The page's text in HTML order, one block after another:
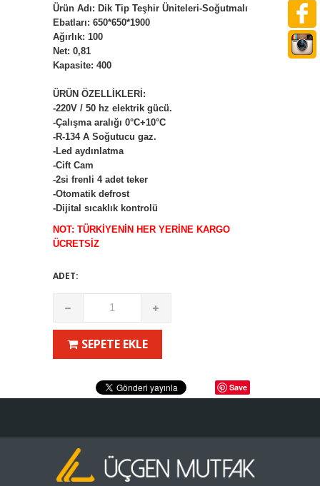
Ürün Adı: Dik Tip Teşhir Üniteleri-Soğutmalı
Ebatları: 650*650*1900
Ağırlık: 100
Net: 0,81
Kapasite: 400
ÜRÜN ÖZELLİKLERİ:
-220V / 50 hz elektrik gücü.
-Çalışma aralığı 0°C+10°C
-R-134 A Soğutucu gaz.
-Led aydınlatma
-Cift Cam
-2si frenli 4 adet teker
-Otomatik defrost
-Dijital sıcaklık kontrolü
NOT: TÜRKİYENİN HER YERİNE KARGO
ÜCRETSİZ
ADET:
SEPETE EKLE
Save